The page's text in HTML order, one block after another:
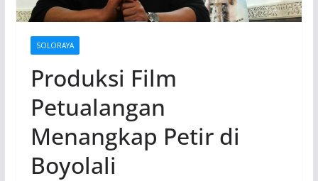
SOLORAYA
Produksi Film
Petualangan
Menangkap Petir di
Boyolali